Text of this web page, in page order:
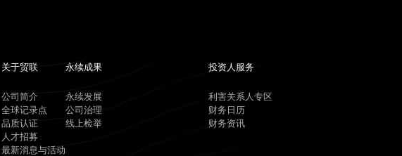
关于贸联
公司简介
全球记录点
品质认证
人才招募
最新消息与活动
永续成果
永续发展
公司治理
线上检举
投资人服务
利害关系人专区
财务日历
财务资讯